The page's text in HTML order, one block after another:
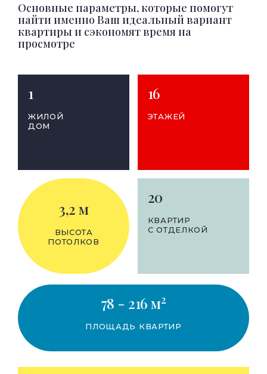
Основные параметры, которые помогут
найти именно Ваш идеальный вариант
квартиры и сэкономят время на
просмотре
1
ЖИЛОЙ
ДОМ
16
ЭТАЖЕЙ
3,2 м
ВЫСОТА
ПОТОЛКОВ
20
КВАРТИР
С ОТДЕЛКОЙ
78 - 216 м2
ПЛОЩАДЬ КВАРТИР